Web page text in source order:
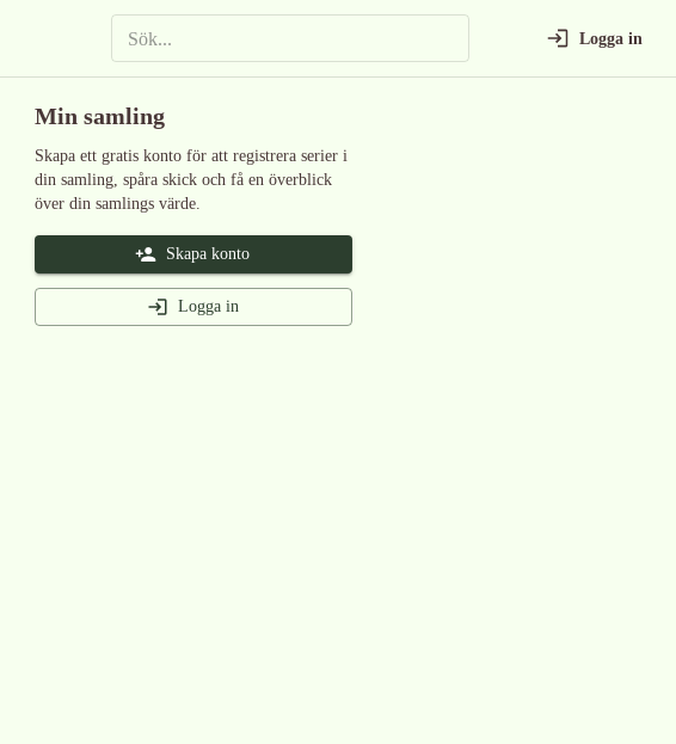
Logga in
Min samling
Skapa ett gratis konto för att registrera serier i
din samling, spåra skick och få en överblick
över din samlings värde.
Skapa konto
Logga in